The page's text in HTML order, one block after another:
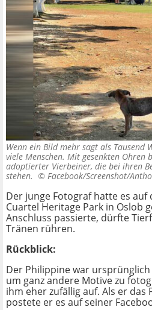
Wenn ein Bild mehr sagt als Tausend
viele Menschen. Mit gesenkten Ohren
adoptierter Vierbeiner, die bei ihren
stehen. © Facebook/Screenshot/
Der junge Fotograf hatte es auf
Cuartel Heritage Park in Oslob
Anschluss passierte, dürfte
Tränen rühren.
Rückblick:
Der Philippine war ursprünglich
um ganz andere Motive zu
ihm eher zufällig auf. Als er das
postete er es auf seiner